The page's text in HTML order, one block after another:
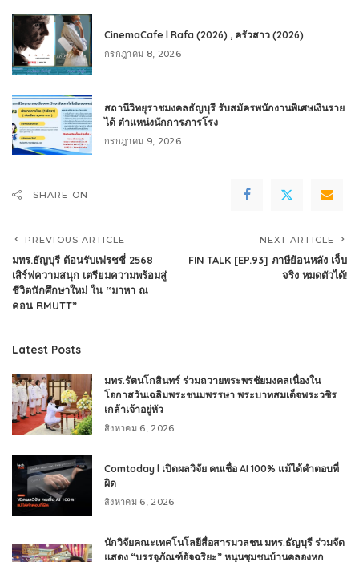
CinemaCafe l Rafa (2026) , ครัวสาว (2026)
กรกฎาคม 8, 2026
สถานีวิทยุราชมงคลธัญบุรี รับสมัครพนักงานพิเศษเงินราย
ได้ ตำแหน่งนักการภารโรง
กรกฎาคม 9, 2026
SHARE ON
PREVIOUS ARTICLE
มทร.ธัญบุรี ต้อนรับเฟรชชี่ 2568
เสิร์ฟความสนุก เตรียมความพร้อมสู่
ชีวิตนักศึกษาใหม่ ใน “มาหา ณ
คอน RMUTT”
NEXT ARTICLE
FIN TALK [EP.93] ภาษีย้อนหลัง เจ็บ
จริง หมดตัวได้!
Latest Posts
มทร.รัตนโกสินทร์ ร่วมถวายพระพรชัยมงคลเนื่องใน
โอกาสวันเฉลิมพระชนมพรรษา พระบาทสมเด็จพระวชิร
เกล้าเจ้าอยู่หัว
สิงหาคม 6, 2026
Comtoday l เปิดผลวิจัย คนเชื่อ AI 100% แม้ได้คำตอบที่
ผิด
สิงหาคม 6, 2026
นักวิจัยคณะเทคโนโลยีสื่อสารมวลชน มทร.ธัญบุรี ร่วมจัด
แสดง “บรรจุภัณฑ์อัจฉริยะ” หนุนชุมชนบ้านคลองหก